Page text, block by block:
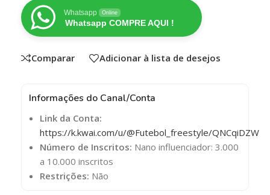
Whatsapp Online
Whatsapp COMPRE AQUI !
Comparar Adicionar à lista de desejos
Informações do Canal/Conta
Link da Conta:
https://k.kwai.com/u/@Futebol_freestyle/QNCqiDZW
Número de Inscritos: Nano influenciador: 3.000
a 10.000 inscritos
Restrições: Não